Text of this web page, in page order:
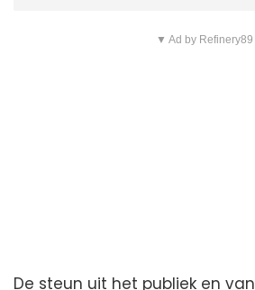
▼ Ad by Refinery89
De steun uit het publiek en